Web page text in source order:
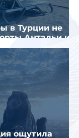
в Турции не
Антальи и
ощутила